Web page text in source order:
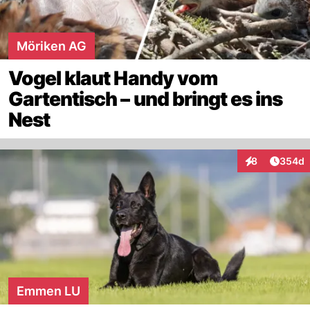
Möriken AG
Vogel klaut Handy vom
Gartentisch – und bringt es ins
Nest
8
Interaktionen
354d
Emmen LU